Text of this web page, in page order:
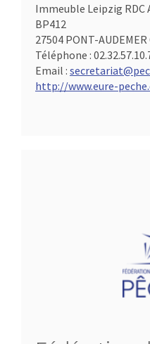
Immeuble Leipzig RDC
BP412
27504 PONT-AUDEMER
Téléphone :
Email :
http://www.eure-